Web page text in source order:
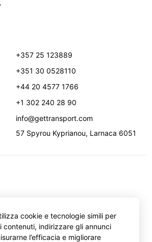
+357 25 123889
+351 30 0528110
+44 20 4577 1766
+1 302 240 28 90
info@gettransport.com
57 Spyrou Kyprianou, Larnaca 6051
cookie e tecnologie simili per
contenuti, indirizzare gli annunci
l’efficacia e migliorare